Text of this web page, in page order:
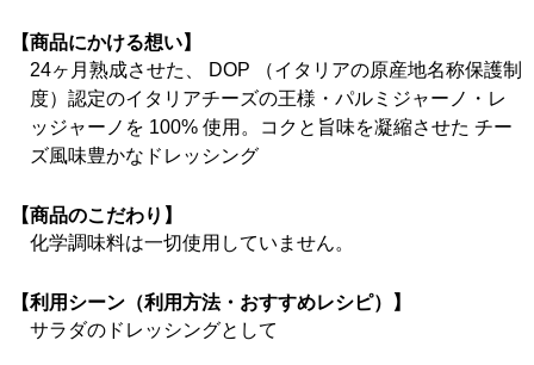
【商品にかける想い】
24ヶ月熟成させた、 DOP （イタリアの原産地名称保護制
度）認定のイタリアチーズの王様・パルミジャーノ・レ
ッジャーノを 100% 使用。コクと旨味を凝縮させた チー
ズ風味豊かなドレッシング
【商品のこだわり】
化学調味料は一切使用していません。
【利用シーン（利用方法・おすすめレシピ）】
サラダのドレッシングとして